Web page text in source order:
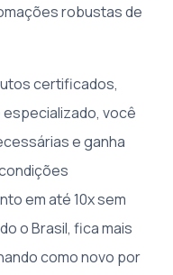
robustas de
certificados,
você
e ganha
em até 10x sem
o Brasil, fica mais
como novo por